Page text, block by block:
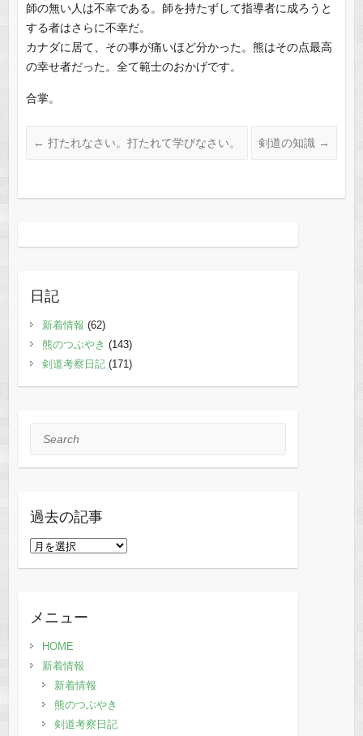
師の無い人は不幸である。師を持たずして指導者に成ろうと
する者はさらに不幸だ。
カナダに居て、その事が痛いほど分かった。熊はその点最高
の幸せ者だった。全て範士のおかげです。
合掌。
← 打たれなさい。打たれて学びなさい。 剣道の知識 →
日記
新着情報 (62)
熊のつぶやき (143)
剣道考察日記(171)
Search
過去の記事
過
事メニュー
HOME
新着情報
新着情報
熊のつぶやき
剣道考察日記